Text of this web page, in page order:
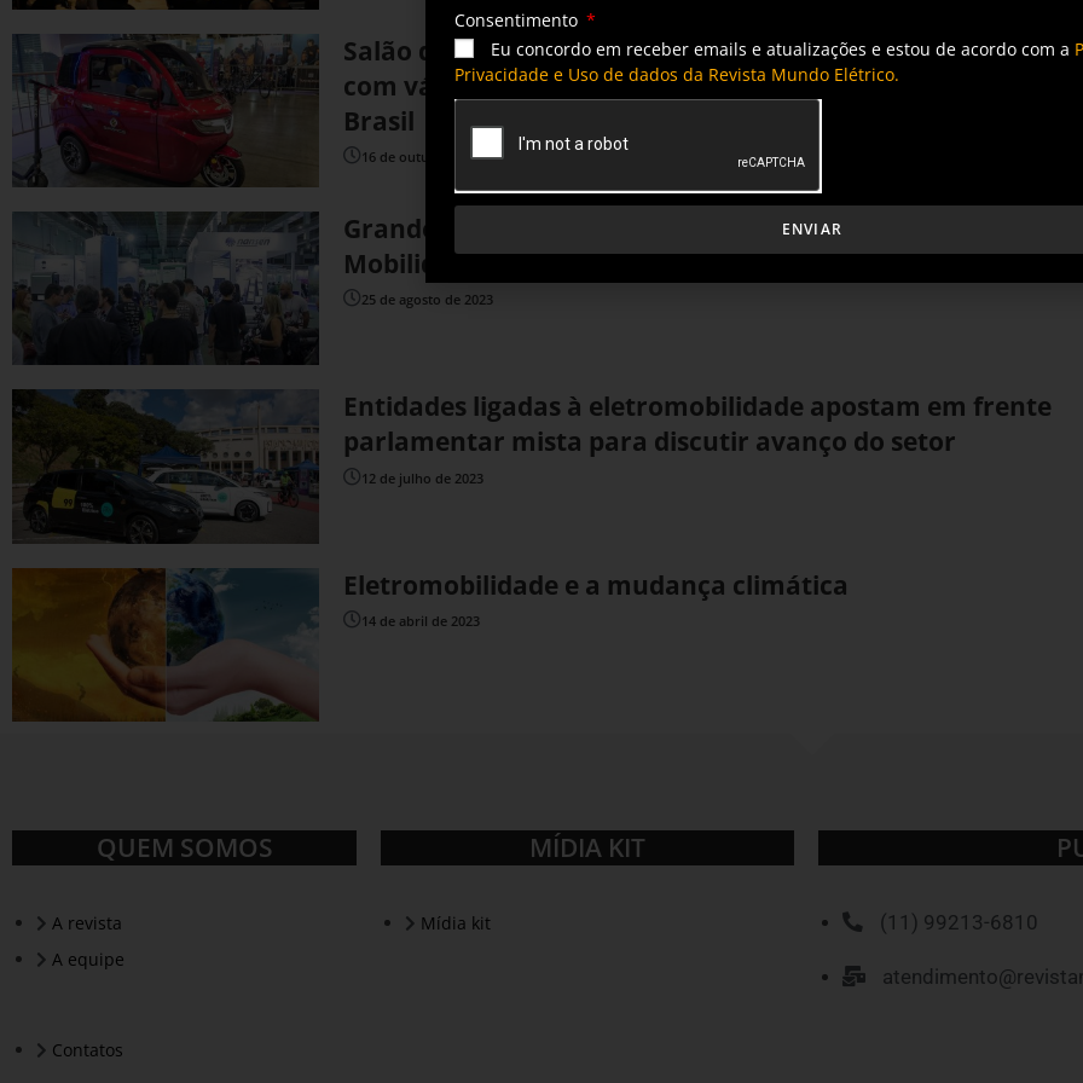
Salão da Mobilidade Elétrica e Cidades Inteligentes contou
com várias marcas protagonistas da eletromobilidade no
Brasil
16 de outubro de 2023
Grandes marcas confirmam novidades para o Salão de
Mobilidade Elétrica e Cidades Inteligentes
25 de agosto de 2023
Entidades ligadas à eletromobilidade apostam em frente
parlamentar mista para discutir avanço do setor
12 de julho de 2023
Eletromobilidade e a mudança climática
14 de abril de 2023
QUEM SOMOS
A revista
A equipe
Contatos
MÍDIA KIT
Mídia kit (11) 99213-6810
Consentimento
Eu concordo em receber emails e atualizações e estou de acordo com a
Privacidade e Uso de dados da Revista Mundo Elétrico.
ENVIAR